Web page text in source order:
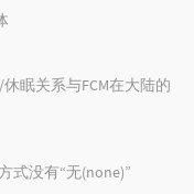
a
r
c
眠关系与FCM在大陆的
式没有“无(none)”